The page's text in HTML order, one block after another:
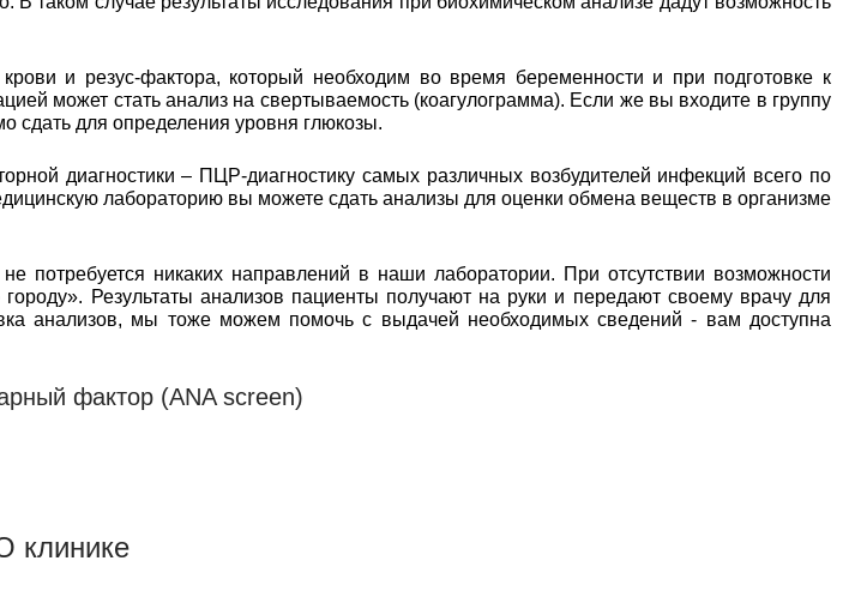
и резус-фактора, который необходим во время беременности и при подготовке к
может стать анализ на свертываемость (коагулограмма). Если же вы входите в группу
сдать для определения уровня глюкозы.
диагностики – ПЦР-диагностику самых различных возбудителей инфекций всего по
лабораторию вы можете сдать анализы для оценки обмена веществ в организме
никаких направлений в наши лаборатории. При отсутствии возможности
Результаты анализов пациенты получают на руки и передают своему врачу для
анализов, мы тоже можем помочь с выдачей необходимых сведений - вам доступна
фактор (ANA screen)
клинике